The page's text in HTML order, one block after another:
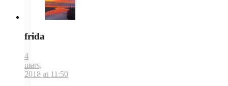
frida
4
mars,
2018 at 11:50